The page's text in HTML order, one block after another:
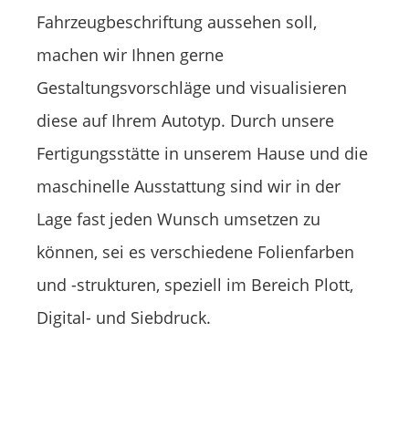
Fahrzeugbeschriftung aussehen soll,
machen wir Ihnen gerne
Gestaltungsvorschläge und visualisieren
diese auf Ihrem Autotyp. Durch unsere
Fertigungsstätte in unserem Hause und die
maschinelle Ausstattung sind wir in der
Lage fast jeden Wunsch umsetzen zu
können, sei es verschiedene Folienfarben
und -strukturen, speziell im Bereich Plott,
Digital- und Siebdruck.